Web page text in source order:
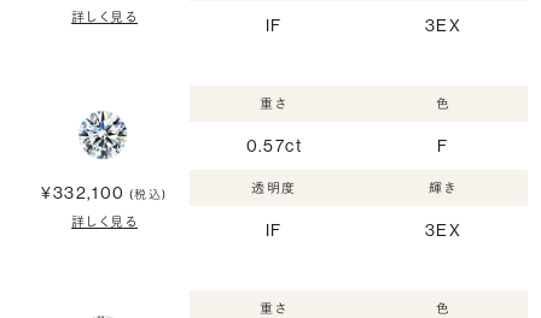
詳しく見る IF 3EX
¥332,100 (税込)
詳しく見る
重さ
0.57ct
色
F
透明度
IF
輝き
3EX
重さ 色